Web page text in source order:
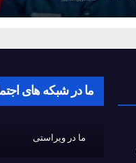
ما در شبکه های
ما در ویراستی